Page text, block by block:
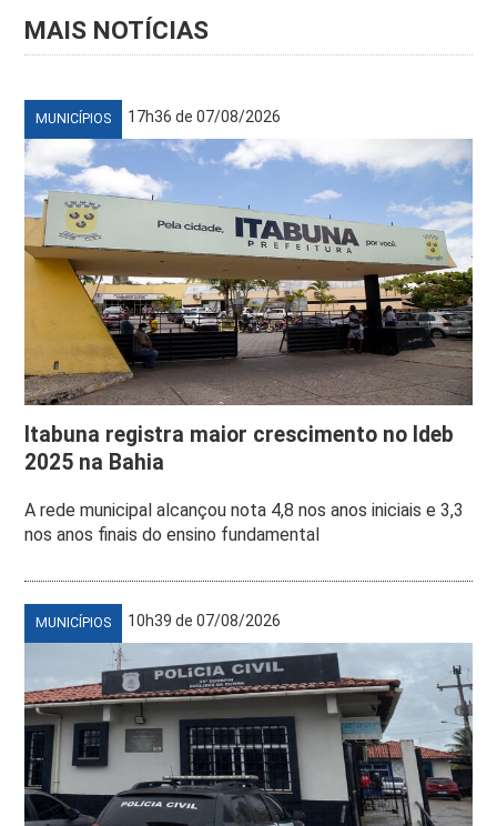
MAIS NOTÍCIAS
MUNICÍPIOS 17h36 de 07/08/2026
Itabuna registra maior crescimento no Ideb
2025 na Bahia
A rede municipal alcançou nota 4,8 nos anos iniciais e 3,3
nos anos finais do ensino fundamental
MUNICÍPIOS 10h39 de 07/08/2026